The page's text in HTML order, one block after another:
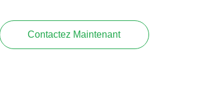
Contactez Maintenant